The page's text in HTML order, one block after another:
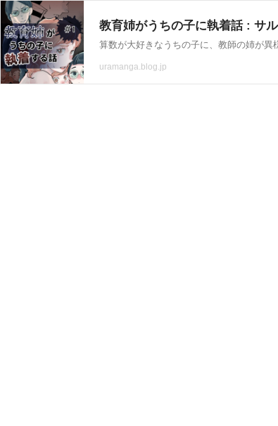
教育姉がうちの子に執着話 : サ
算数が大好きなうちの子に、教師の姉が異
uramanga.blog.jp